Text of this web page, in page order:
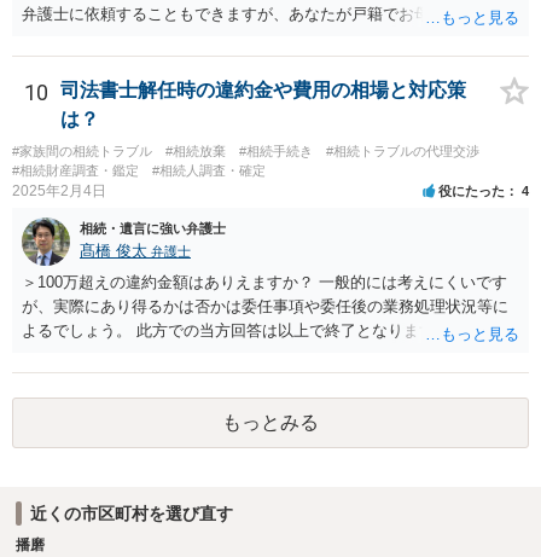
弁護士に依頼することもできますが、あなたが戸籍でお母さんの相続
高は教えてくれると思います。 自分ではよくわからないということ
であれば、弁護士に相談し依頼されたら良いと思います。
10
司法書士解任時の違約金や費用の相場と対応策
は？
#家族間の相続トラブル #相続放棄 #相続手続き
#相続トラブルの代理交渉
#相続財産調査・鑑定
#相続人調査・確定
2025年2月4日 役にたった 4
相続・遺言に強い弁護士
髙橋 俊太 弁護士
＞100万超えの違約金額はありえますか？ 一般的には考えにくいです
が、実際にあり得るかは否かは委任事項や委任後の業務処理状況等に
よるでしょう。 此方での当方回答は以上で終了となりますが、参考に
もっとみる
近くの市区町村を選び直す
播磨